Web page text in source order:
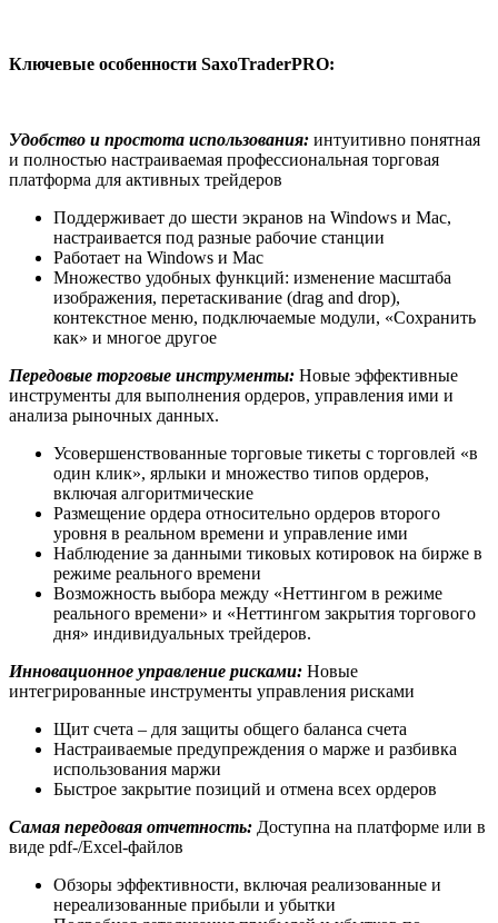
Ключевые особенности SaxoTraderPRO:
Удобство и простота использования: интуитивно понятная
и полностью настраиваемая профессиональная торговая
платформа для активных трейдеров
Поддерживает до шести экранов на Windows и Mac,
настраивается под разные рабочие станции
Работает на Windows и Mac
Множество удобных функций: изменение масштаба
изображения, перетаскивание (drag and drop),
контекстное меню, подключаемые модули, «Сохранить
как» и многое другое
Передовые торговые инструменты: Новые эффективные
инструменты для выполнения ордеров, управления ими и
анализа рыночных данных.
Усовершенствованные торговые тикеты с торговлей «в
один клик», ярлыки и множество типов ордеров,
включая алгоритмические
Размещение ордера относительно ордеров второго
уровня в реальном времени и управление ими
Наблюдение за данными тиковых котировок на бирже в
режиме реального времени
Возможность выбора между «Неттингом в режиме
реального времени» и «Неттингом закрытия торгового
дня» индивидуальных трейдеров.
Инновационное управление рисками: Новые
интегрированные инструменты управления рисками
Щит счета – для защиты общего баланса счета
Настраиваемые предупреждения о марже и разбивка
использования маржи
Быстрое закрытие позиций и отмена всех ордеров
Самая передовая отчетность: Доступна на платформе или в
виде pdf-/Excel-файлов
Обзоры эффективности, включая реализованные и
нереализованные прибыли и убытки